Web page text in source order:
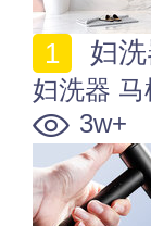
妇
妇洗器 马
3w+